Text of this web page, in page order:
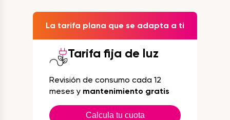
La tarifa plana que se adapta a ti
Tarifa fija de luz
Revisión de consumo cada 12
meses y mantenimiento gratis
Calcula tu cuota